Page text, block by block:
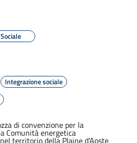
Sociale
Integrazione sociale